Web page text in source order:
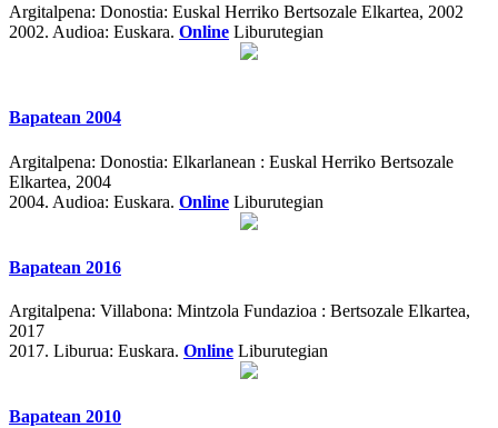
Argitalpena: Donostia: Euskal Herriko Bertsozale Elkartea, 2002
2002. Audioa: Euskara. Online Liburutegian
Bapatean 2004
Argitalpena: Donostia: Elkarlanean : Euskal Herriko Bertsozale
Elkartea, 2004
2004. Audioa: Euskara. Online Liburutegian
Bapatean 2016
Argitalpena: Villabona: Mintzola Fundazioa : Bertsozale Elkartea,
2017
2017. Liburua: Euskara. Online Liburutegian
Bapatean 2010